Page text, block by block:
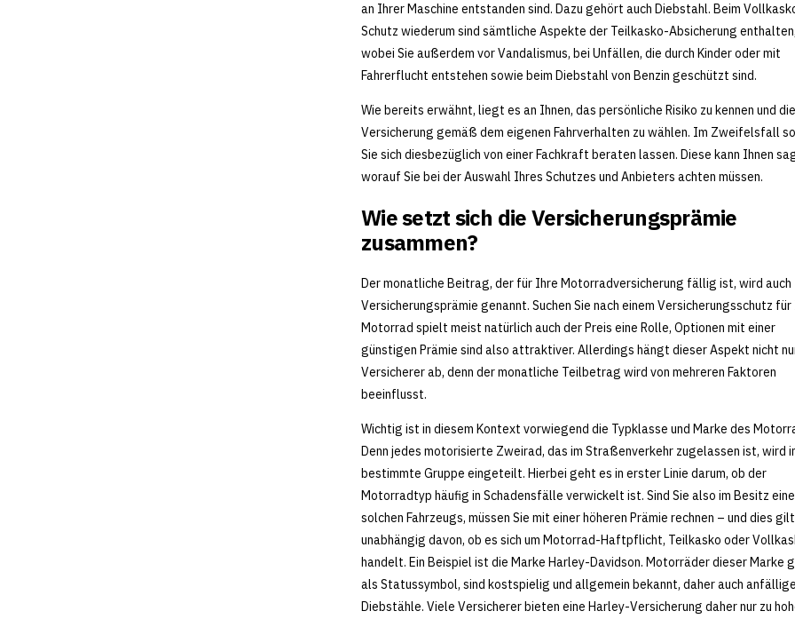
an Ihrer Maschine entstanden sind. Dazu gehört auch Diebstahl. Beim
Schutz wiederum sind sämtliche Aspekte der Teilkasko-Absicherung enthalten,
wobei Sie außerdem vor Vandalismus, bei Unfällen, die durch Kinder oder mit
Fahrerflucht entstehen sowie beim Diebstahl von Benzin geschützt sind.
Wie bereits erwähnt, liegt es an Ihnen, das persönliche Risiko zu kennen und die
Versicherung gemäß dem eigenen Fahrverhalten zu wählen. Im Zweifelsfall
Sie sich diesbezüglich von einer Fachkraft beraten lassen. Diese kann Ihnen
worauf Sie bei der Auswahl Ihres Schutzes und Anbieters achten müssen.
Wie setzt sich die Versicherungsprämie
zusammen?
Der monatliche Beitrag, der für Ihre Motorradversicherung fällig ist, wird auch
Versicherungsprämie genannt. Suchen Sie nach einem Versicherungsschutz
Motorrad spielt meist natürlich auch der Preis eine Rolle, Optionen mit einer
günstigen Prämie sind also attraktiver. Allerdings hängt dieser Aspekt nicht
Versicherer ab, denn der monatliche Teilbetrag wird von mehreren Faktoren
beeinflusst.
Wichtig ist in diesem Kontext vorwiegend die Typklasse und Marke des
Denn jedes motorisierte Zweirad, das im Straßenverkehr zugelassen ist, wird
bestimmte Gruppe eingeteilt. Hierbei geht es in erster Linie darum, ob der
Motorradtyp häufig in Schadensfälle verwickelt ist. Sind Sie also im Besitz
solchen Fahrzeugs, müssen Sie mit einer höheren Prämie rechnen – und dies gilt
unabhängig davon, ob es sich um Motorrad-Haftpflicht, Teilkasko oder
handelt. Ein Beispiel ist die Marke Harley-Davidson. Motorräder dieser Marke
als Statussymbol, sind kostspielig und allgemein bekannt, daher auch
Diebstähle. Viele Versicherer bieten eine Harley-Versicherung daher nur zu